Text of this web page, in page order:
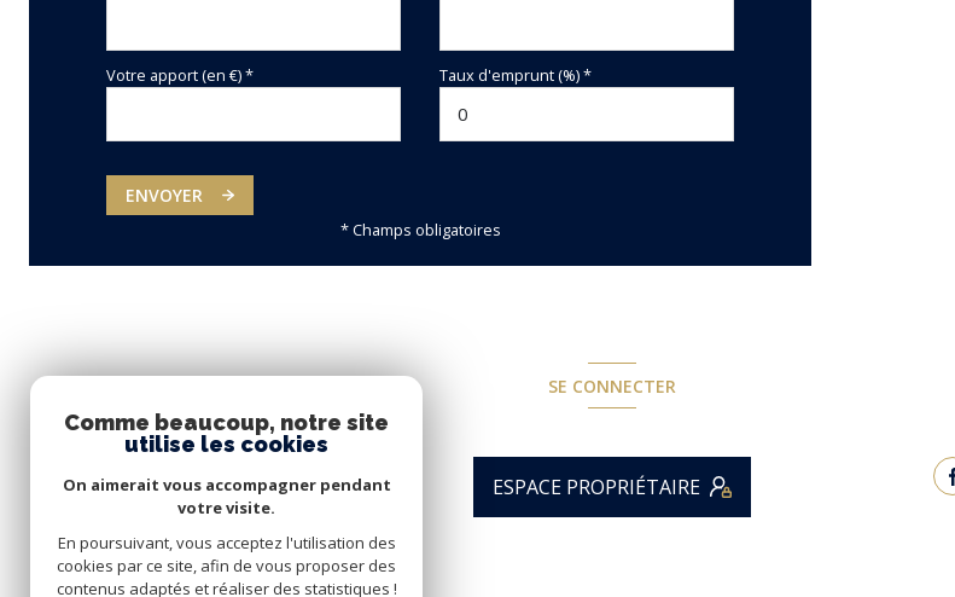
Votre apport (en €) * Taux d'emprunt (%) *
ENVOYER
* Champs obligatoires
SE CONNECTER
ESPACE PROPRIÉTAIRE
Comme beaucoup, notre site
utilise les cookies
On aimerait vous accompagner pendant
votre visite.
En poursuivant, vous acceptez l'utilisation des
cookies par ce site, afin de vous proposer des
contenus adaptés et réaliser des statistiques !